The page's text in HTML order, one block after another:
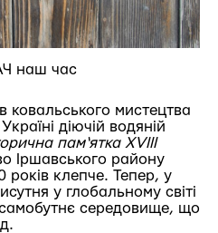
наш час
ковальського мистецтва
діючій водяній
пам‘ятка XVIII
Іршавського району
клепче. Тепер, у
у глобальному світі
самобутнє середовище, що